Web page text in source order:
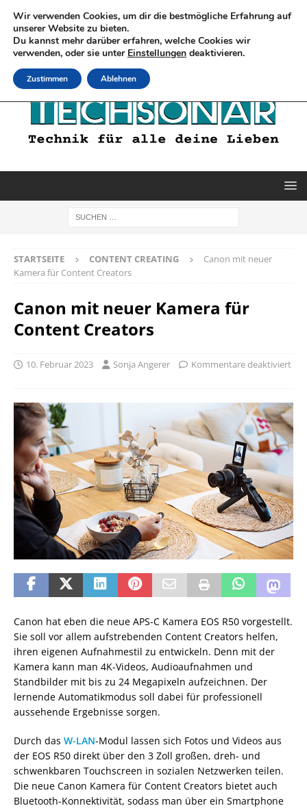
STARTSEITE CONTENT CREATING
Canon mit neuer
Kamera für Content Creators
Canon mit neuer Kamera für
Content Creators
10. Februar 2023 Sonja Angerer Kommentare deaktiviert
Canon hat eben die neue APS-C Kamera EOS R50 vorgestellt.
Sie soll vor allem aufstrebenden Content Creators helfen,
ihren eigenen Aufnahmestil zu entwickeln. Denn mit der
Kamera kann man 4K-Videos, Audioaufnahmen und
Standbilder mit bis zu 24 Megapixeln aufzeichnen. Der
lernende Automatikmodus soll dabei für professionell
aussehende Ergebnisse sorgen.
Durch das W-LAN-Modul lassen sich Fotos und Videos aus
der EOS R50 direkt über den 3 Zoll großen, dreh- und
schwenkbaren Touchscreen in sozialen Netzwerken teilen.
Die neue Canon Kamera für Content Creators bietet auch
Bluetooth-Konnektivität, sodass man über ein Smartphone
Wir verwenden Cookies, um dir die bestmögliche Erfahrung auf
unserer Website zu bieten.
Du kannst mehr darüber erfahren, welche Cookies wir
verwenden, oder sie unter Einstellungen deaktivieren.
Zustimmen Ablehnen